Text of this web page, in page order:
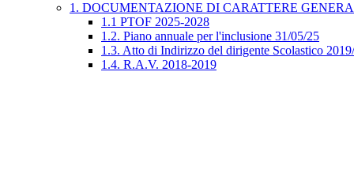
1. DOCUMENTAZIONE DI CARATTERE
1.1 PTOF 2025-2028
1.2. Piano annuale per l'inclusione 31/05/25
1.3. Atto di Indirizzo del dirigente Scolastico
1.4. R.A.V. 2018-2019